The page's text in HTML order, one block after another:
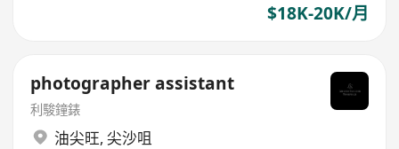
$18K-20K/月
photographer assistant
利駿鐘錶
油尖旺, 尖沙咀